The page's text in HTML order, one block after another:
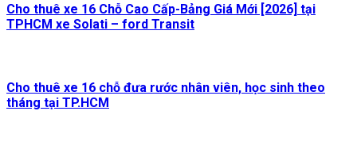
Cho thuê xe 16 Chỗ Cao Cấp-Bảng Giá Mới [2026] tại
TPHCM xe Solati – ford Transit
Cho thuê xe 16 chỗ đưa rước nhân viên, học sinh theo
tháng tại TP.HCM